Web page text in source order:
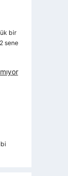
bir
sene